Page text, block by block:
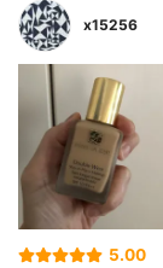
x15256
5.00